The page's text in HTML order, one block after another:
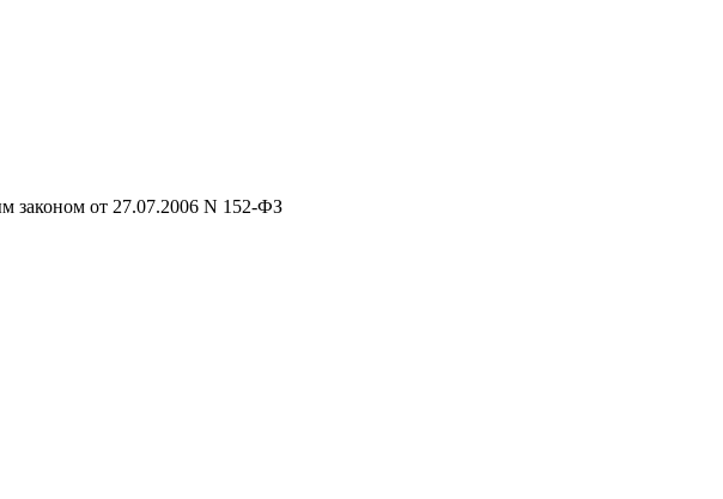
законом от 27.07.2006 N 152-ФЗ